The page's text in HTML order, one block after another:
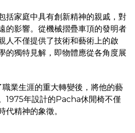
括家庭中具有創新精神的親戚，對
的影響。從機械摺疊車頂的發明者
人不僅提供了技術和藝術上的啟
的獨特見解，即物體應從各角度展
業生涯的重大轉變後，將他的藝
1975年設計的Pacha休閒椅不僅
代精神的象徵。